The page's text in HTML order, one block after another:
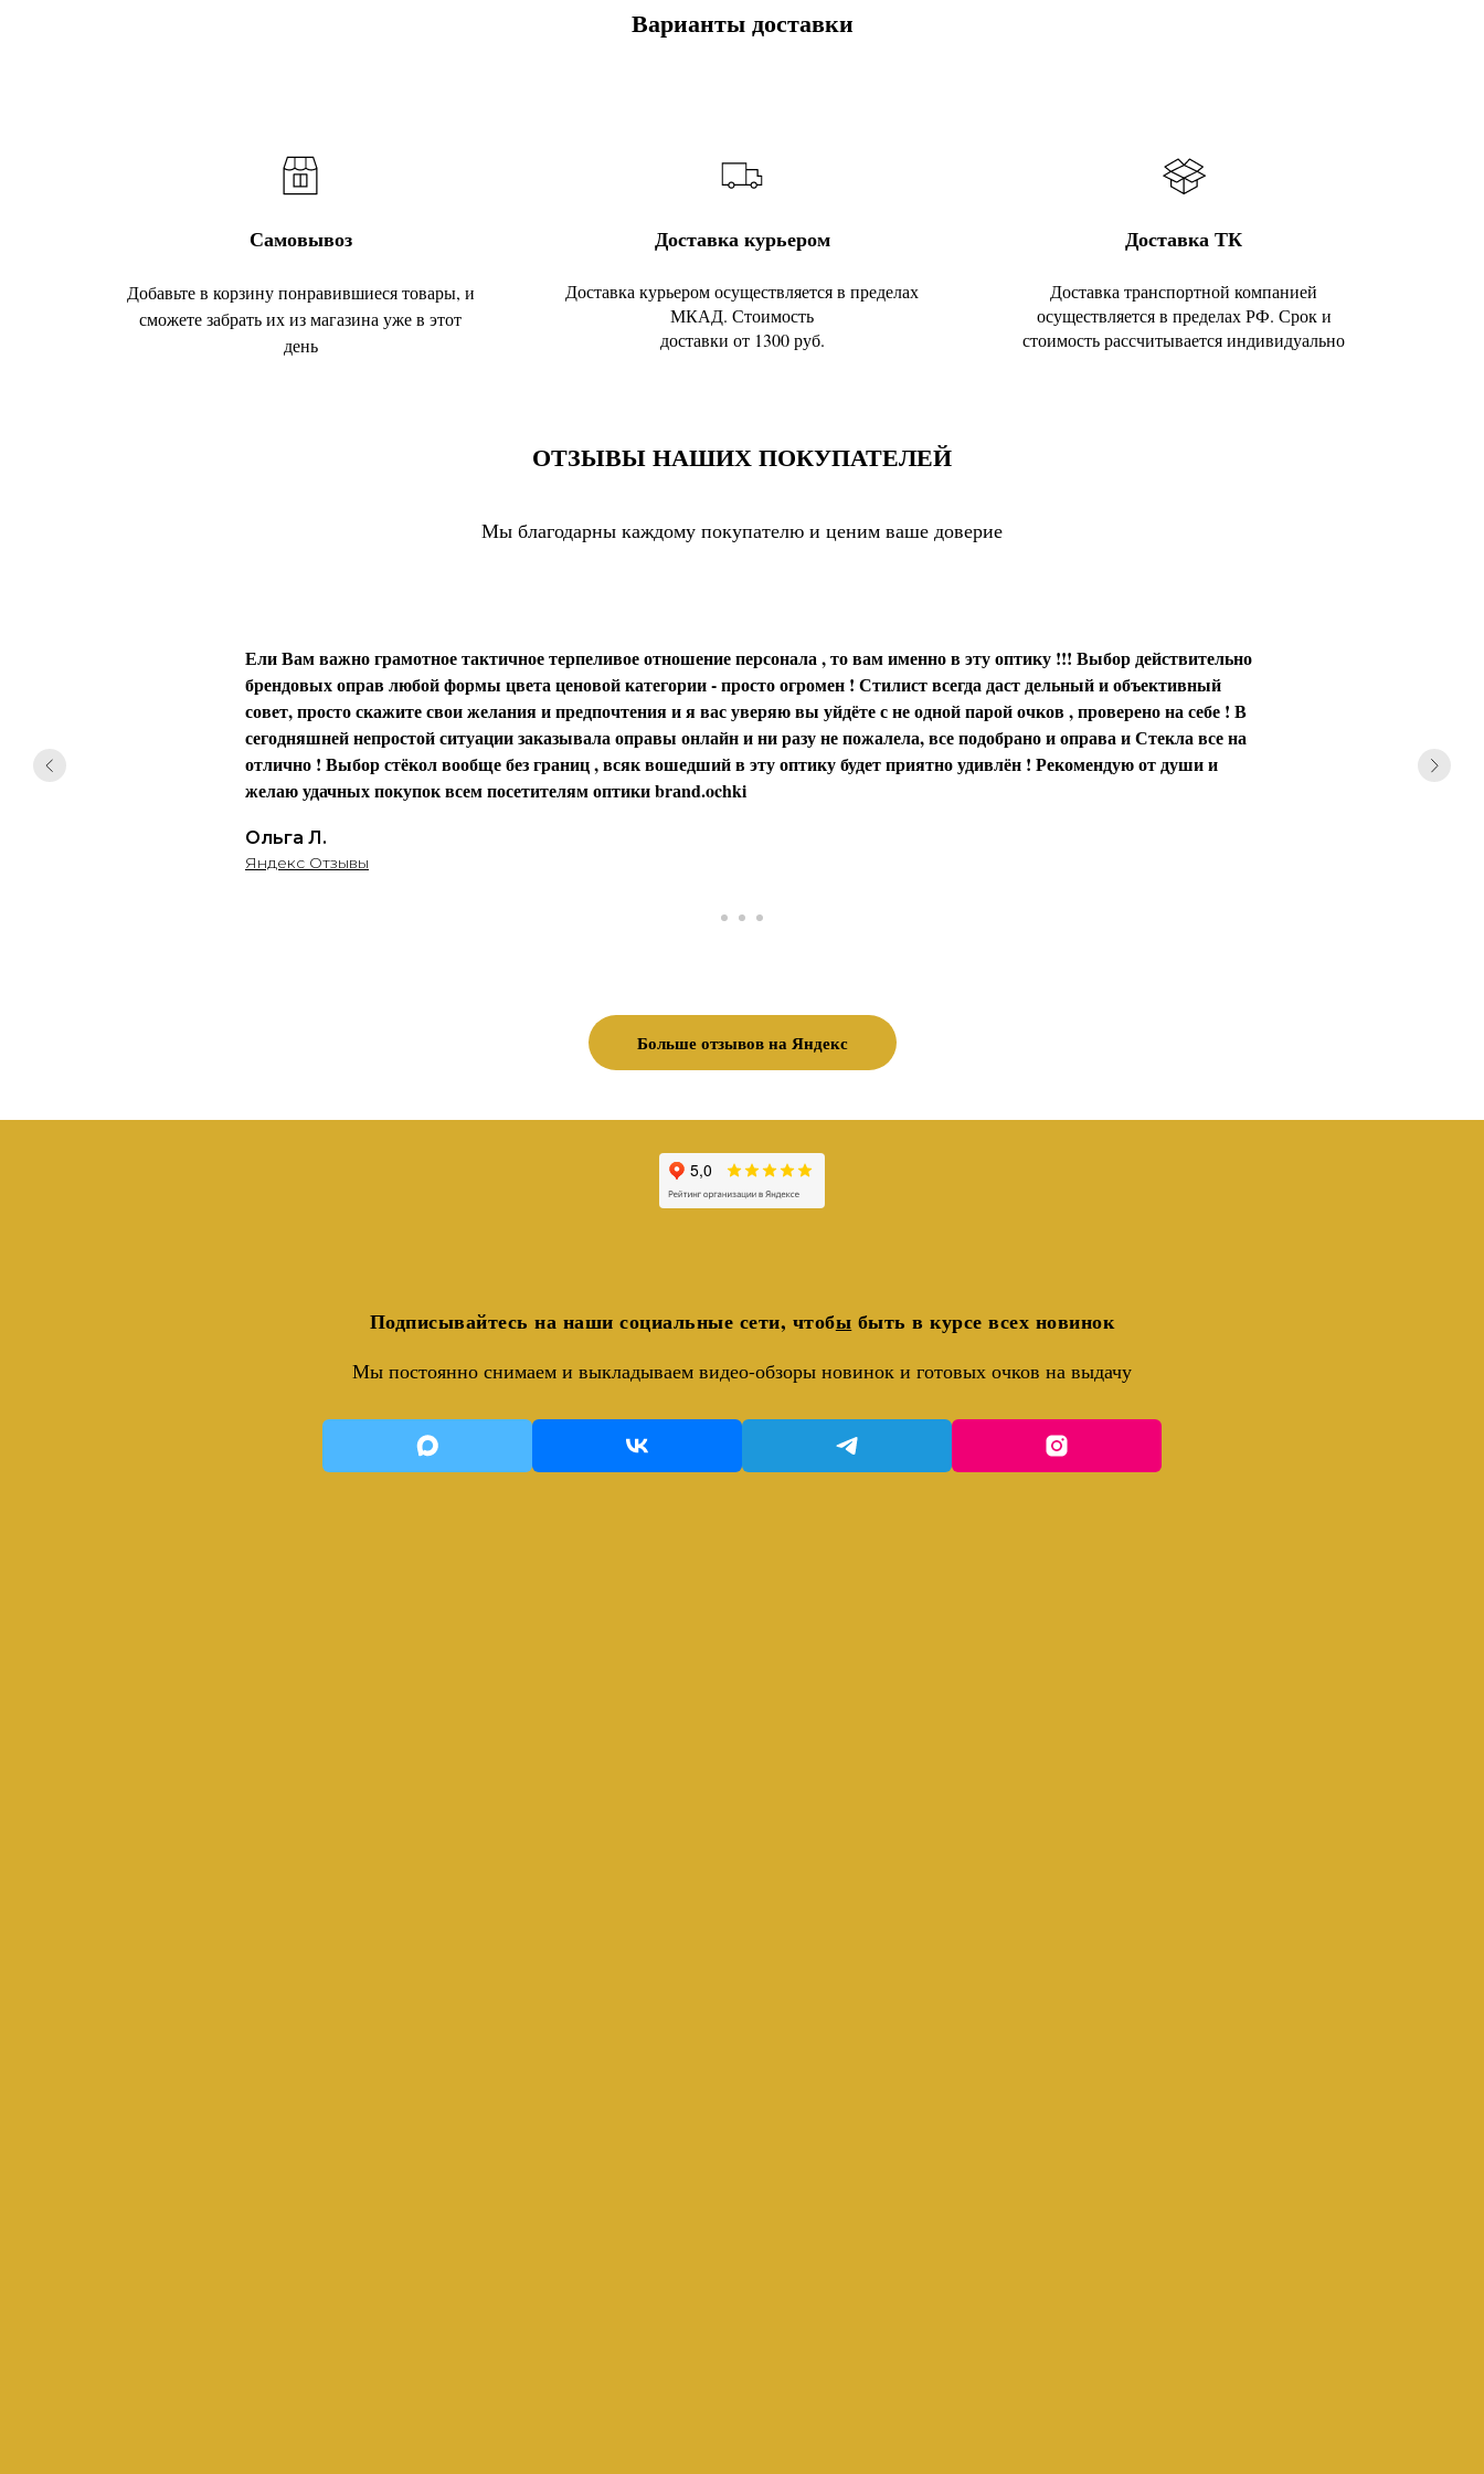
Варианты доставки
Самовывоз
Добавьте в корзину понравившиеся товары, и
сможете забрать их из магазина уже в этот
день
Доставка курьером
Доставка курьером осуществляется в пределах
МКАД. Стоимость
доставки от 1300 руб.
Доставка ТК
Доставка транспортной компанией
осуществляется в пределах РФ. Срок и
стоимость рассчитывается индивидуально
ОТЗЫВЫ НАШИХ ПОКУПАТЕЛЕЙ
Мы благодарны каждому покупателю и ценим ваше доверие
Ели Вам важно грамотное тактичное терпеливое отношение персонала , то вам именно в эту оптику !!! Выбор действительно
брендовых оправ любой формы цвета ценовой категории - просто огромен ! Стилист всегда даст дельный и объективный
совет, просто скажите свои желания и предпочтения и я вас уверяю вы уйдёте с не одной парой очков , проверено на себе ! В
сегодняшней непростой ситуации заказывала оправы онлайн и ни разу не пожалела, все подобрано и оправа и Стекла все на
отлично ! Выбор стёкол вообще без границ , всяк вошедший в эту оптику будет приятно удивлён ! Рекомендую от души и
желаю удачных покупок всем посетителям оптики brаnd.ochki
Ольга Л.
Яндекс Отзывы
Больше отзывов на Яндекс
Подписывайтесь на наши социальные сети, чтобы быть в курсе всех новинок
Мы постоянно снимаем и выкладываем видео-обзоры новинок и готовых очков на выдачу